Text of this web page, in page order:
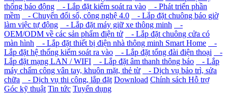
thống báo động
- Lắp đặt kiểm soát ra vào
- Phát triển phần
mềm
- Chuyển đổi số, công nghệ 4.0
- Lắp đặt chuông báo giờ
làm việc tự động
- Lắp đặt máy giữ xe thông minh
-
OEM/ODM về các sản phẩm điện tử
- Lắp đặt chuông cửa có
màn hình
- Lắp đặt thiết bị điện nhà thông minh Smart Home
-
Lắp đặt hệ thống kiểm soát ra vào
- Lắp đặt tổng đài điện thoại
-
Lắp đặt mạng LAN / WIFI
- Lắp đặt âm thanh thông báo
- Lắp
máy chấm công vân tay, khuôn mặt, thẻ từ
- Dịch vụ bảo trì, sửa
chữa
- Dịch vụ thi công, lắp đặt Download Chính sách Hỗ trợ
Góc kỹ thuật Tin tức Tuyển dụng